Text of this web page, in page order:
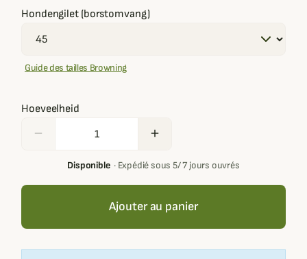
Hondengilet (borstomvang)
Guide des tailles Browning
Hoeveelheid
remove add
Disponible· Expédié sous 5/ 7 jours ouvrés
Ajouter au panier